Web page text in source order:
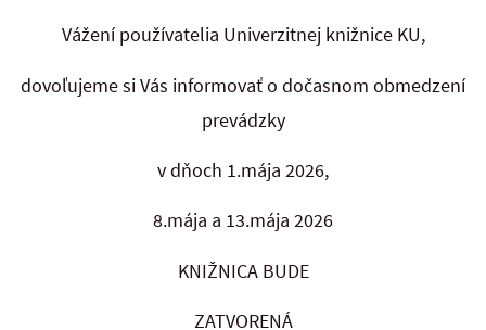
Vážení používatelia Univerzitnej knižnice KU,
dovoľujeme si Vás informovať o dočasnom obmedzení
prevádzky
v dňoch 1.mája 2026,
8.mája a 13.mája 2026
KNIŽNICA BUDE
ZATVORENÁ